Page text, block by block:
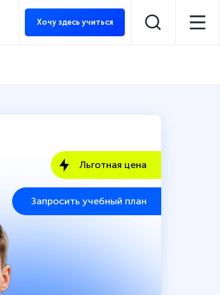
Хочу здесь учиться
Льготная цена
Запросить учебный план